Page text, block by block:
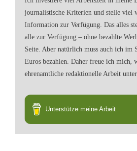
journalistische Kriterien und stelle viel
Information zur Verfügung. Das alles
alle zur Verfügung – ohne bezahlte
Seite. Aber natürlich muss auch ich im
Euros bezahlen. Daher freue ich mich,
ehrenamtliche redaktionelle Arbeit
Unterstütze meine Arbeit